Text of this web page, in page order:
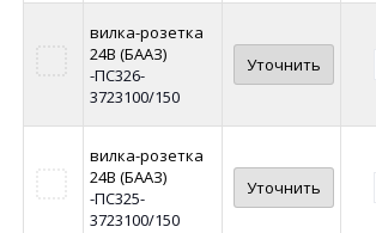
вилка-розетка
24В (БААЗ)
-ПС326-
3723100/150
Уточнить
вилка-розетка
24В (БААЗ)
-ПС325-
3723100/150
Уточнить